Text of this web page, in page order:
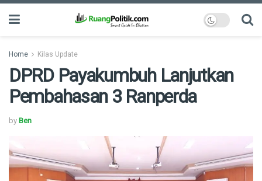
Home Kilas Update
DPRD Payakumbuh Lanjutkan
Pembahasan 3 Ranperda
by Ben